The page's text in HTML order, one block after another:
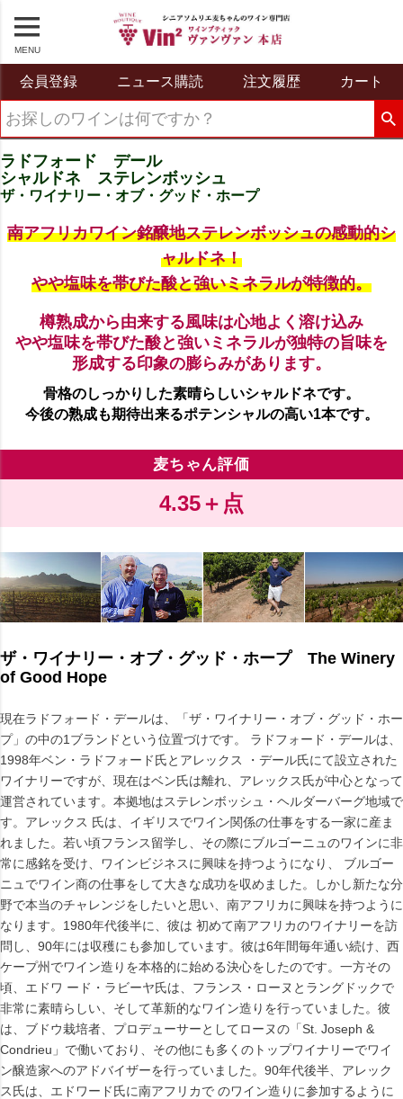
MENU
会員登録 ニュース購読 注文履歴 カート
ラドフォード デール
シャルドネ ステレンボッシュ
ザ・ワイナリー・オブ・グッド・ホープ
南アフリカワイン銘醸地ステレンボッシュの感動的シ
ャルドネ！
やや塩味を帯びた酸と強いミネラルが特徴的。
樽熟成から由来する風味は心地よく溶け込み
やや塩味を帯びた酸と強いミネラルが独特の旨味を
形成する印象の膨らみがあります。
骨格のしっかりした素晴らしいシャルドネです。
今後の熟成も期待出来るポテンシャルの高い1本です。
麦ちゃん評価
4.35＋点
ザ・ワイナリー・オブ・グッド・ホープ The Winery
of Good Hope
現在ラドフォード・デールは、「ザ・ワイナリー・オブ・グッド・ホー
プ」の中の1ブランドという位置づけです。 ラドフォード・デールは、
1998年ベン・ラドフォード氏とアレックス ・デール氏にて設立された
ワイナリーですが、現在はベン氏は離れ、アレックス氏が中心となって
運営されています。本拠地はステレンボッシュ・ヘルダーバーグ地域で
す。アレックス 氏は、イギリスでワイン関係の仕事をする一家に産ま
れました。若い頃フランス留学し、その際にブルゴーニュのワインに非
常に感銘を受け、ワインビジネスに興味を持つようになり、 ブルゴー
ニュでワイン商の仕事をして大きな成功を収めました。しかし新たな分
野で本当のチャレンジをしたいと思い、南アフリカに興味を持つように
なります。1980年代後半に、彼は 初めて南アフリカのワイナリーを訪
問し、90年には収穫にも参加しています。彼は6年間毎年通い続け、西
ケープ州でワイン造りを本格的に始める決心をしたのです。一方その
頃、エドワ ード・ラビーヤ氏は、フランス・ローヌとラングドックで
非常に素晴らしい、そして革新的なワイン造りを行っていました。彼
は、ブドウ栽培者、プロデューサーとしてローヌの「St. Joseph &
Condrieu」で働いており、その他にも多くのトップワイナリーでワイ
ン醸造家へのアドバイザーを行っていました。90年代後半、アレック
ス氏は、エドワード氏に南アフリカで のワイン造りに参加するように